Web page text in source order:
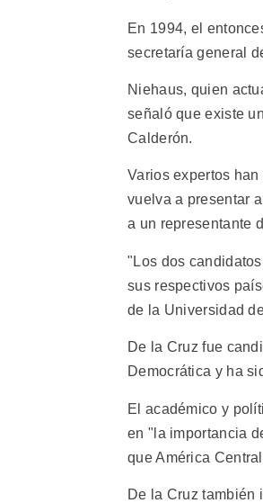
En 1994, el
secretaría general
Niehaus, quien
señaló que existe
Calderón.
Varios expertos
vuelva a presentar
a un representante
"Los dos
sus respectivos
de la Universidad
De la Cruz fue
Democrática y ha
El académico y
en "la importancia
que América
De la Cruz también